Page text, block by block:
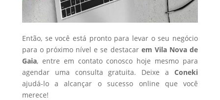
Então, se você está pronto para levar o seu negócio
para o próximo nível e se destacar em Vila Nova de
Gaia, entre em contato conosco hoje mesmo para
agendar uma consulta gratuita. Deixe aConeki
ajudá-lo a alcançar o sucesso online que você
merece!